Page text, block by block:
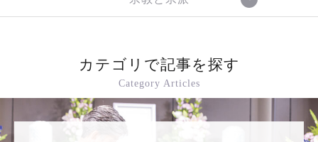
カテゴリで記事を探す
Category Articles